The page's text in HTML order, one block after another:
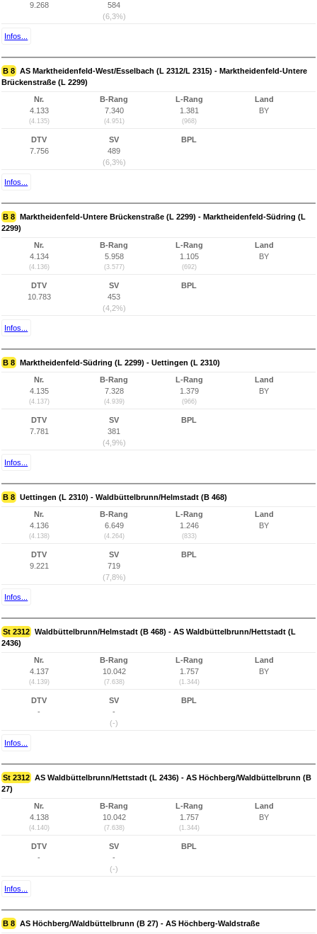
9.268
584
(6,3%)
Infos...
B 8 AS Marktheidenfeld-West/Esselbach (L 2312/L 2315) - Marktheidenfeld-Untere
Brückenstraße (L 2299)
Nr.
4.133
(4.135)
B-Rang
7.340
(4.951)
L-Rang
1.381
(968)
Land
BY
DTV
7.756
SV
489
(6,3%)
BPL
Infos...
B 8 Marktheidenfeld-Untere Brückenstraße (L 2299) - Marktheidenfeld-Südring (L
2299)
Nr.
4.134
(4.136)
B-Rang
5.958
(3.577)
L-Rang
1.105
(692)
Land
BY
DTV
10.783
SV
453
(4,2%)
BPL
Infos...
B 8 Marktheidenfeld-Südring (L 2299) - Uettingen (L 2310)
Nr.
4.135
(4.137)
B-Rang
7.328
(4.939)
L-Rang
1.379
(966)
Land
BY
DTV
7.781
SV
381
(4,9%)
BPL
Infos...
B 8 Uettingen (L 2310) - Waldbüttelbrunn/Helmstadt (B 468)
Nr.
4.136
(4.138)
B-Rang
6.649
(4.264)
L-Rang
1.246
(833)
Land
BY
DTV
9.221
SV
719
(7,8%)
BPL
Infos...
St 2312 Waldbüttelbrunn/Helmstadt (B 468) - AS Waldbüttelbrunn/Hettstadt (L
2436)
Nr.
4.137
(4.139)
B-Rang
10.042
(7.638)
L-Rang
1.757
(1.344)
Land
BY
DTV
-
SV
-
(-)
BPL
Infos...
St 2312 AS Waldbüttelbrunn/Hettstadt (L 2436) - AS Höchberg/Waldbüttelbrunn (B
27)
Nr.
4.138
(4.140)
B-Rang
10.042
(7.638)
L-Rang
1.757
(1.344)
Land
BY
DTV
-
SV
-
(-)
BPL
Infos...
B 8 AS Höchberg/Waldbüttelbrunn (B 27) - AS Höchberg-Waldstraße